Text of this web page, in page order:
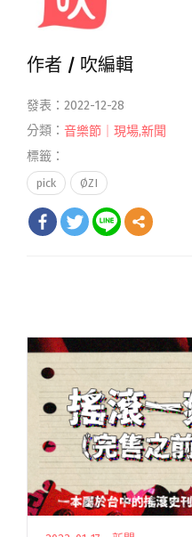
作者 / 吹編輯
發表：2022-12-28
分類： 音樂節｜現場,新聞
標籤：
pick ØZI